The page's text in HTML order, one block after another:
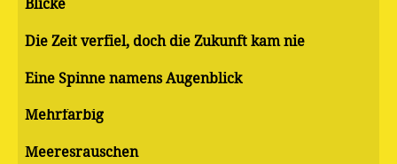
Blicke
Die Zeit verfiel, doch die Zukunft kam nie
Eine Spinne namens Augenblick
Mehrfarbig
Meeresrauschen